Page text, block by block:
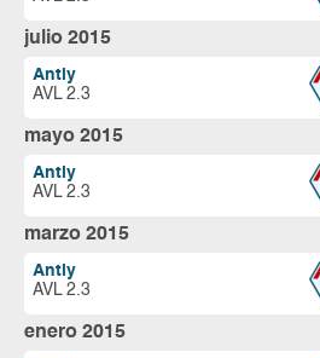
julio 2015
Antiy
AVL 2.3
mayo 2015
Antiy
AVL 2.3
marzo 2015
Antiy
AVL 2.3
enero 2015